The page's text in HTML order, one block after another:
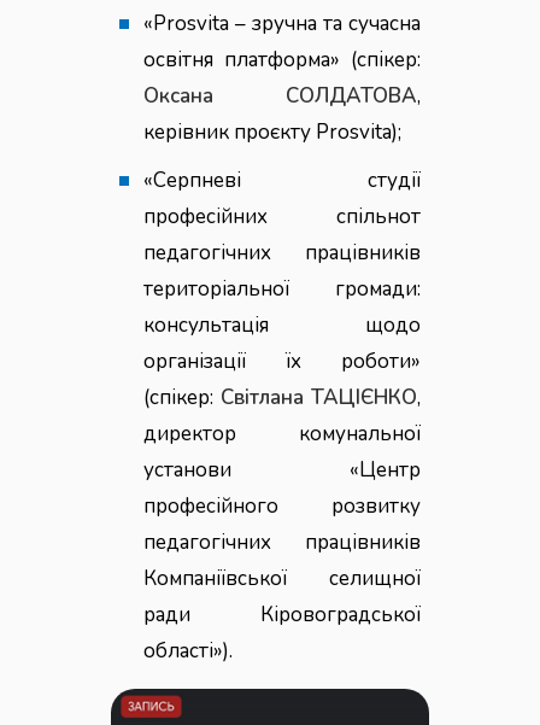
«Prosvita – зручна та сучасна
освітня платформа» (спікер:
Оксана СОЛДАТОВА,
керівник проєкту Prosvita);
«Серпневі студії
професійних спільнот
педагогічних працівників
територіальної громади:
консультація щодо
організації їх роботи»
(спікер: Світлана ТАЦІЄНКО,
директор комунальної
установи «Центр
професійного розвитку
педагогічних працівників
Компаніївської селищної
ради Кіровоградської
області»).